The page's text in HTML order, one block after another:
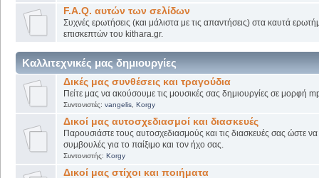
F.A.Q. αυτών των σελίδων
Συχνές ερωτήσεις (και μάλιστα με τις απαντήσεις) στα καυτά
επισκεπτών του kithara.gr.
Καλλιτεχνικές μας δημιουργίες
Δικές μας συνθέσεις και τραγούδια
Πείτε μας να ακούσουμε τις μουσικές σας δημιουργίες σε μορφή
Συντονιστές: vangelis, Korgy
Δικοί μας αυτοσχεδιασμοί και διασκευές
Παρουσιάστε τους αυτοσχεδιασμούς και τις διασκευές σας ώστε να
συμβουλές για το παίξιμο και τον ήχο σας.
Συντονιστής: Korgy
Δικοί μας στίχοι και ποιήματα